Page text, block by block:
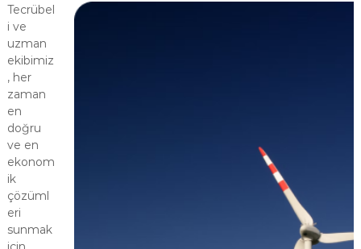
Tecrübel
i ve
uzman
ekibimiz
, her
zaman
en
doğru
ve en
ekonom
ik
çözüml
eri
sunmak